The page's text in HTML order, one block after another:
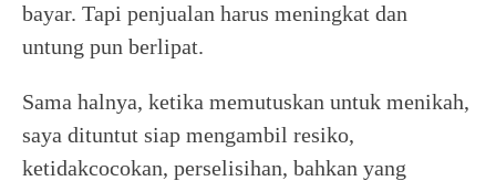
bayar. Tapi penjualan harus meningkat dan
untung pun berlipat.
Sama halnya, ketika memutuskan untuk menikah,
saya dituntut siap mengambil resiko,
ketidakcocokan, perselisihan, bahkan yang